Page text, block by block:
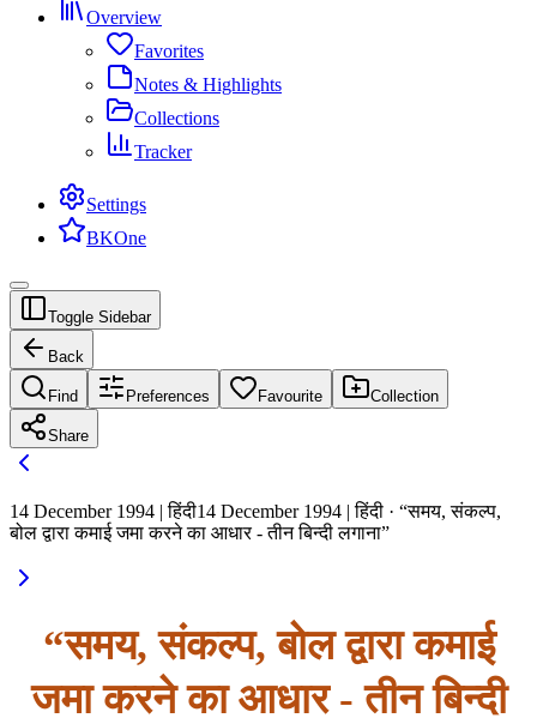
Overview
Favorites
Notes & Highlights
Collections
Tracker
Settings
BKOne
Toggle Sidebar
Back
Find Preferences Favourite Collection
Share
14 December 1994 | हिंदी14 December 1994 | हिंदी · “समय, संकल्प,
बोल द्वारा कमाई जमा करने का आधार - तीन बिन्दी लगाना”
“समय, संकल्प, बोल द्वारा कमाई
जमा करने का आधार - तीन बिन्दी